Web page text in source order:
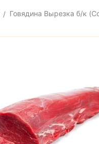
/ Говядина Вырезка б/к